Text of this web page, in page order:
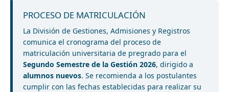
PROCESO DE MATRICULACIÓN
La División de Gestiones, Admisiones y Registros
comunica el cronograma del proceso de
matriculación universitaria de pregrado para el
Segundo Semestre de la Gestión 2026, dirigido a
alumnos nuevos. Se recomienda a los postulantes
cumplir con las fechas establecidas para realizar su